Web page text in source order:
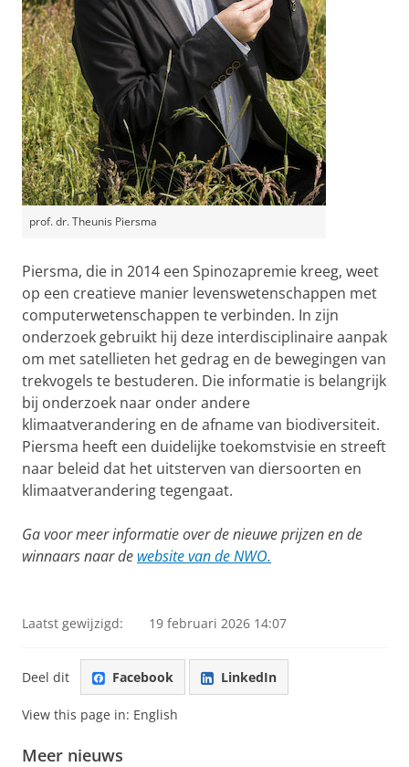
prof. dr. Theunis Piersma
Piersma, die in 2014 een Spinozapremie kreeg, weet
op een creatieve manier levenswetenschappen met
computerwetenschappen te verbinden. In zijn
onderzoek gebruikt hij deze interdisciplinaire aanpak
om met satellieten het gedrag en de bewegingen van
trekvogels te bestuderen. Die informatie is belangrijk
bij onderzoek naar onder andere
klimaatverandering en de afname van biodiversiteit.
Piersma heeft een duidelijke toekomstvisie en streeft
naar beleid dat het uitsterven van diersoorten en
klimaatverandering tegengaat.
Ga voor meer informatie over de nieuwe prijzen en de
winnaars naar de website van de NWO.
De winnaars van de Stairway to Impact Award vertellen
Laatst gewijzigd: 19 februari 2026 14:07
Deel dit Facebook LinkedIn
View this page in: English
Meer nieuws